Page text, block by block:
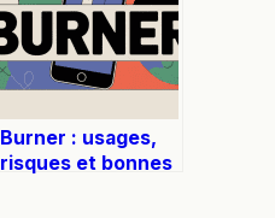
Burner : usages,
risques et bonnes